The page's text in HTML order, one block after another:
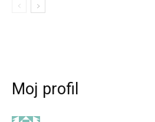
Moj profil